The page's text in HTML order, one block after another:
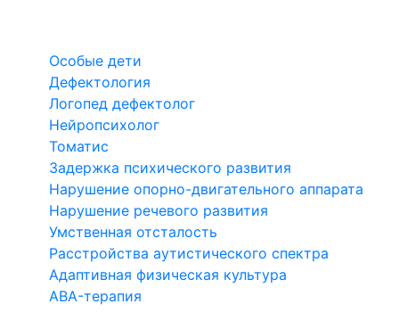
Особые дети
Дефектология
Логопед дефектолог
Нейропсихолог
Томатис
Задержка психического развития
Нарушение опорно-двигательного аппарата
Нарушение речевого развития
Умственная отсталость
Расстройства аутистического спектра
Адаптивная физическая культура
ABA-терапия